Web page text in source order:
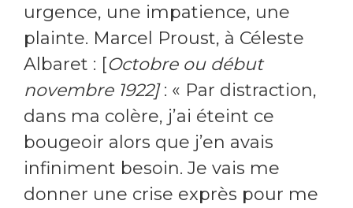
urgence, une impatience, une
plainte. Marcel Proust, à Céleste
Albaret : [Octobre ou début
novembre 1922]: « Par distraction,
dans ma colère, j’ai éteint ce
bougeoir alors que j’en avais
infiniment besoin. Je vais me
donner une crise exprès pour me